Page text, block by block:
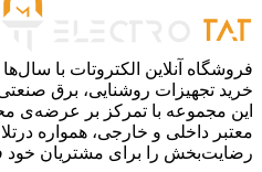
فروشگاه آنلاین الکتروتات با
خرید تجهیزات روشنایی، برق
این مجموعه با تمرکز بر عرضه‌ی
معتبر داخلی و خارجی، همواره
رضایت‌بخش را برای مشتریان خود